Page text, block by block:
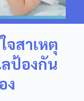
จสาเหตุ
ป้องกัน
ง